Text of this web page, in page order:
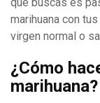
marihuana con
virgen normal o
¿Cómo
marihuana?